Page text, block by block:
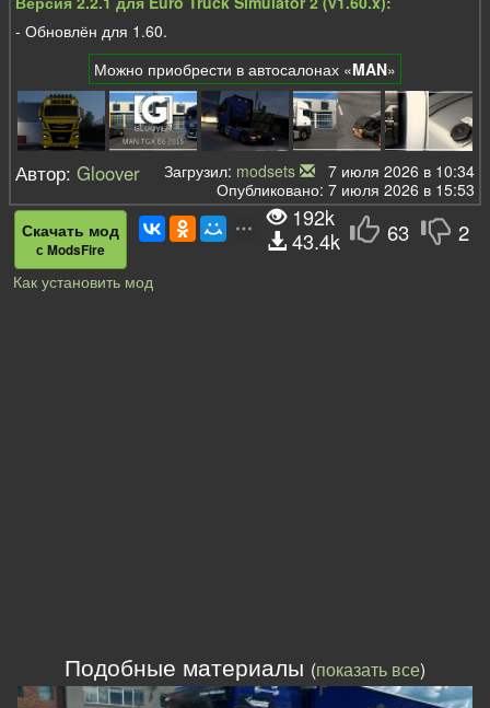
- Обновлён для 1.60.
Можно приобрести в автосалонах «MAN»
Автор:Gloover Загрузил: modsets
7 июля 2026 в 10:34
Опубликовано: 7 июля 2026 в 15:53
63 2
Скачать мод
с ModsFire
192k
43.4k
Как установить мод
Подобные материалы (показать все)